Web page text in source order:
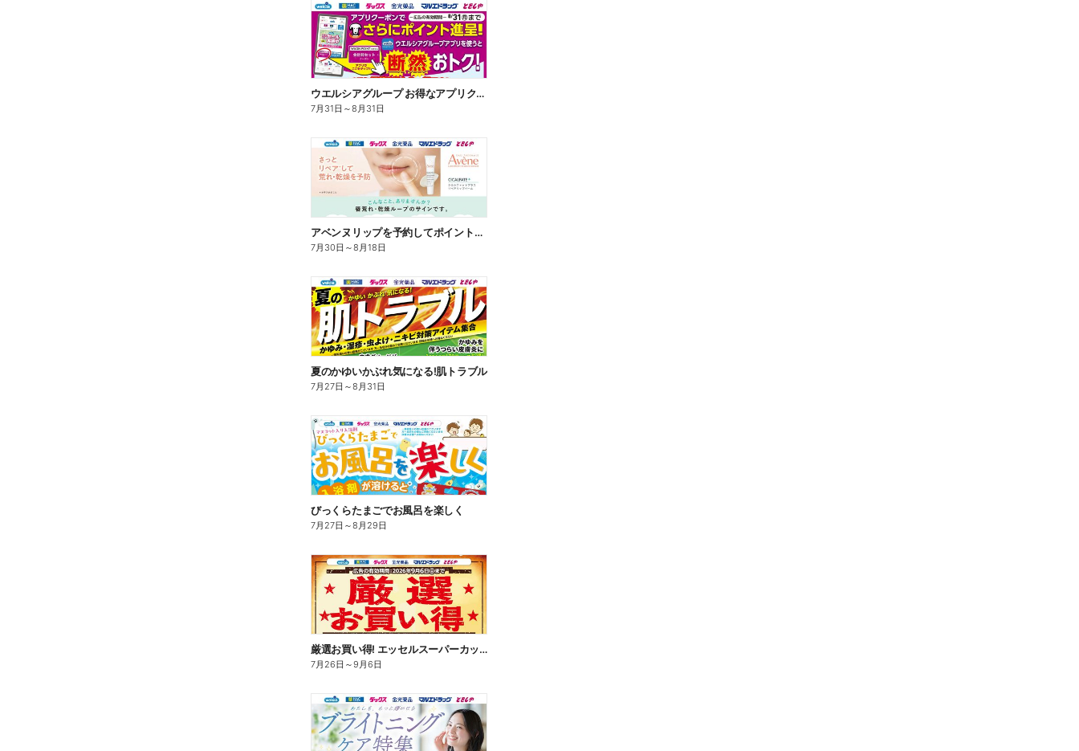
ウエルシアグループ お得なアプリクーポン
7月31日 ～8月31日
アベンヌリップを予約してポイントゲット!
7月30日 ～8月18日
夏のかゆいかぶれ気になる!肌トラブル
7月27日 ～8月31日
びっくらたまごでお風呂を楽しく
7月27日 ～8月29日
厳選お買い得! エッセルスーパーカップ
7月26日 ～9月6日